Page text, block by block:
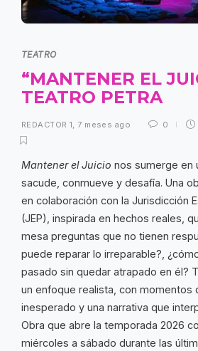
TEATRO
“MANTENER EL
TEATRO PETRA
REDACTOR 1, 7 meses ago 0
Mantener el Juicio nos sumerge en
sacude, conmueve y desafía. Una
en colaboración con la Jurisdicción
(JEP), inspirada en hechos reales,
mesa preguntas que no tienen
puede reparar lo irreparable?,
pasado sin quedar atrapado en él?
un enfoque realista, con momentos
inesperado y una narrativa que
Obra que abre la temporada 2026
miércoles a sábado durante las